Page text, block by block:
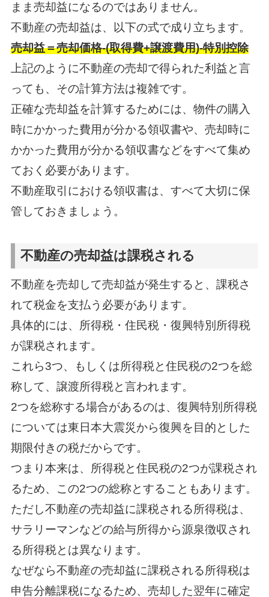
まま売却益になるのではありません。
不動産の売却益は、以下の式で成り立ちます。
売却益＝売却価格-(取得費+譲渡費用)-特別控除
上記のように不動産の売却で得られた利益と言
っても、その計算方法は複雑です。
正確な売却益を計算するためには、物件の購入
時にかかった費用が分かる領収書や、売却時に
かかった費用が分かる領収書などをすべて集め
ておく必要があります。
不動産取引における領収書は、すべて大切に保
管しておきましょう。
不動産の売却益は課税される
不動産を売却して売却益が発生すると、課税さ
れて税金を支払う必要があります。
具体的には、所得税・住民税・復興特別所得税
が課税されます。
これら3つ、もしくは所得税と住民税の2つを総
称して、譲渡所得税と言われます。
2つを総称する場合があるのは、復興特別所得税
については東日本大震災から復興を目的とした
期限付きの税だからです。
つまり本来は、所得税と住民税の2つが課税され
るため、この2つの総称とすることもあります。
ただし不動産の売却益に課税される所得税は、
サラリーマンなどの給与所得から源泉徴収され
る所得税とは異なります。
なぜなら不動産の売却益に課税される所得税は
申告分離課税になるため、売却した翌年に確定